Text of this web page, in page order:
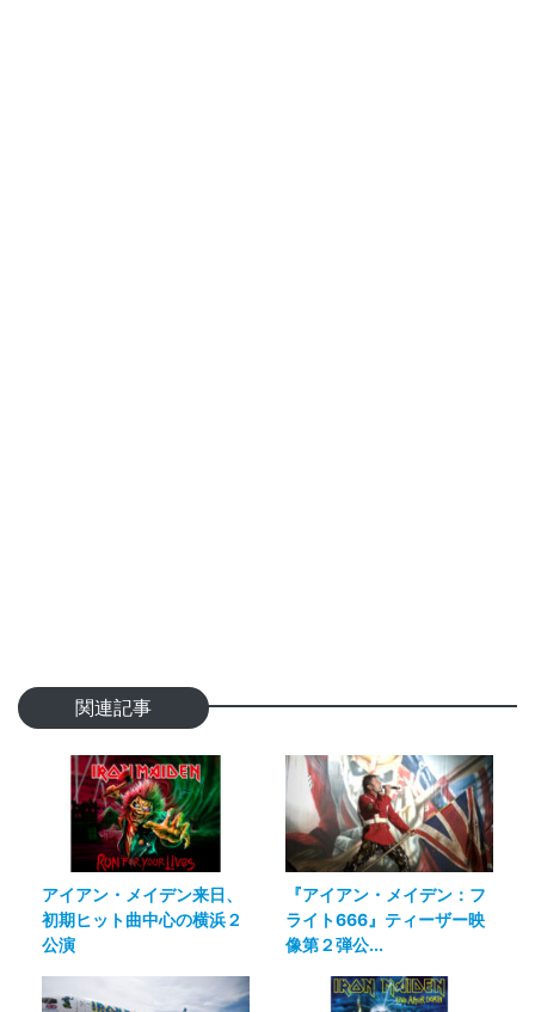
関連記事
アイアン・メイデン来日、
初期ヒット曲中心の横浜２
公演
『アイアン・メイデン：フ
ライト666』ティーザー映
像第２弾公...